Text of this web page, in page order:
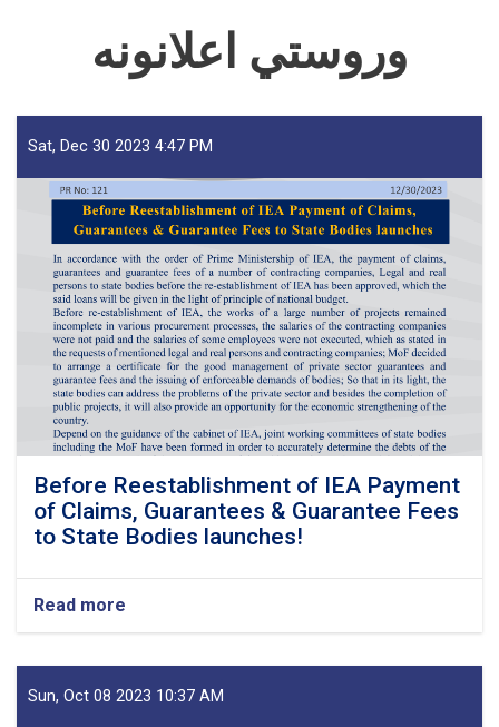
وروستي اعلانونه
Sat, Dec 30 2023 4:47 PM
Before Reestablishment of IEA Payment
of Claims, Guarantees & Guarantee Fees
to State Bodies launches!
Read more
Before
of
IEA
Sun, Oct 08 2023 10:37 AM